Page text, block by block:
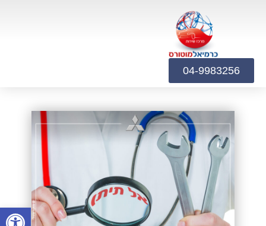
04-9983256